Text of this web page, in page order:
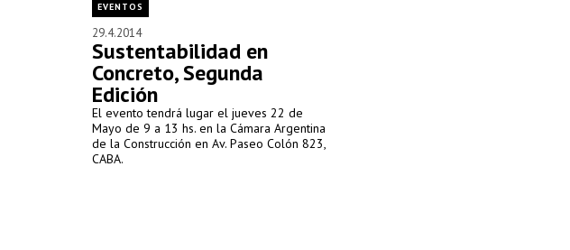
EVENTOS
29.4.2014
Sustentabilidad en
Concreto, Segunda
Edición
El evento tendrá lugar el jueves 22 de
Mayo de 9 a 13 hs. en la Cámara Argentina
de la Construcción en Av. Paseo Colón 823,
CABA.